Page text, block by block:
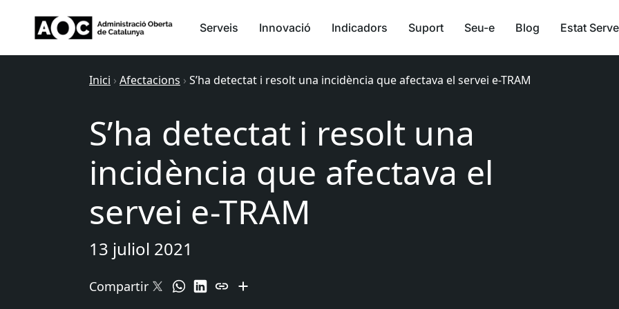
Serveis Innovació Indicadors Suport Seu-e Blog Estat
Inici › Afectacions › S’ha detectat i resolt una incidència que afectava el servei e-TRAM
S’ha detectat i resolt una
incidència que afectava el
servei e-TRAM
13 juliol 2021
Compartir